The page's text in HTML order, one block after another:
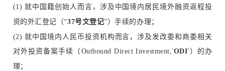
(1) 就中国籍创始人而言，涉及中国境内居民境外融资返程投
资的外汇登记（“37号文登记”）手续的办理；
(2) 就中国境内人民币投资机构而言，涉及发改委和商委相关
对外投资备案手续（ Outbound Direct Investment,'ODI' ）的办
理；